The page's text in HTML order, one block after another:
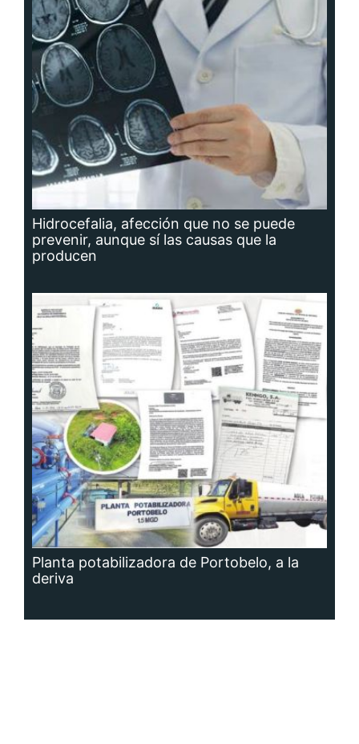
Hidrocefalia, afección que no se puede
prevenir, aunque sí las causas que la
producen
Planta potabilizadora de Portobelo, a la
deriva